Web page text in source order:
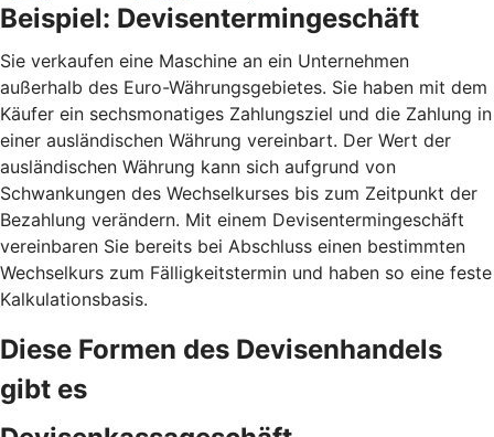
Beispiel: Devisentermingeschäft
Sie verkaufen eine Maschine an ein Unternehmen
außerhalb des Euro-Währungsgebietes. Sie haben mit dem
Käufer ein sechsmonatiges Zahlungsziel und die Zahlung in
einer ausländischen Währung vereinbart. Der Wert der
ausländischen Währung kann sich aufgrund von
Schwankungen des Wechselkurses bis zum Zeitpunkt der
Bezahlung verändern. Mit einem Devisentermingeschäft
vereinbaren Sie bereits bei Abschluss einen bestimmten
Wechselkurs zum Fälligkeitstermin und haben so eine feste
Kalkulationsbasis.
Diese Formen des Devisenhandels
gibt es